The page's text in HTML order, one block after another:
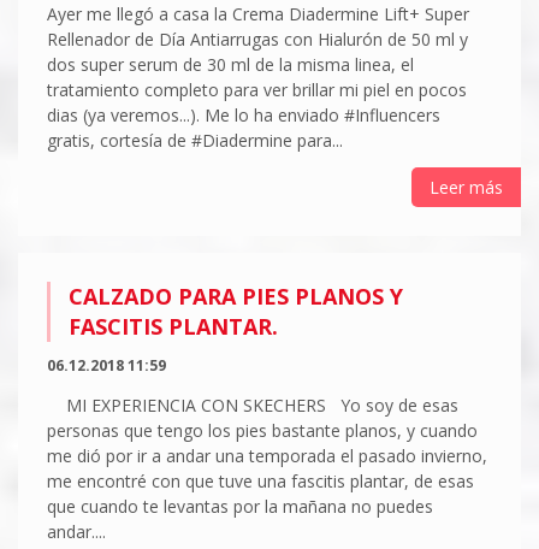
Ayer me llegó a casa la Crema Diadermine Lift+ Super
Rellenador de Día Antiarrugas con Hialurón de 50 ml y
dos super serum de 30 ml de la misma linea, el
tratamiento completo para ver brillar mi piel en pocos
dias (ya veremos...). Me lo ha enviado #Influencers
gratis, cortesía de #Diadermine para...
Leer más
CALZADO PARA PIES PLANOS Y
FASCITIS PLANTAR.
06.12.2018 11:59
MI EXPERIENCIA CON SKECHERS Yo soy de esas
personas que tengo los pies bastante planos, y cuando
me dió por ir a andar una temporada el pasado invierno,
me encontré con que tuve una fascitis plantar, de esas
que cuando te levantas por la mañana no puedes
andar....